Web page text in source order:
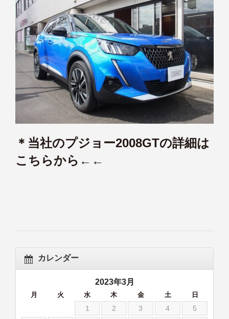
＊当社のプジョー2008GTの詳細は
こちらから←←
カレンダー
2023年3月
月 火 水 木 金 土 日
1 2 3 4
5